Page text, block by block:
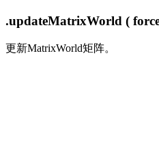
.updateMatrixWorld (
更新MatrixWorld矩阵。